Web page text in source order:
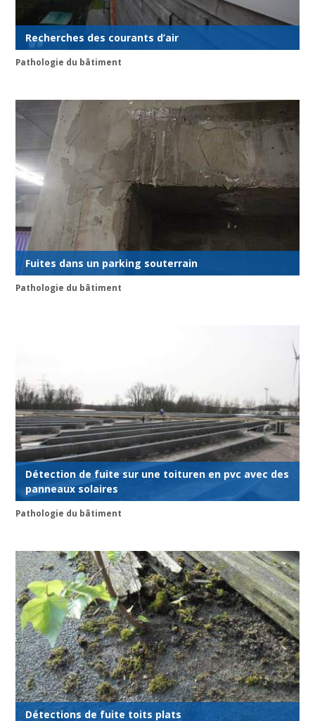
Recherches des courants d’air
Pathologie du bâtiment
Fuites dans un parking souterrain
Pathologie du bâtiment
Détection de fuite sur une toituren en pvc avec des
panneaux solaires
Pathologie du bâtiment
Détections de fuite toits plats